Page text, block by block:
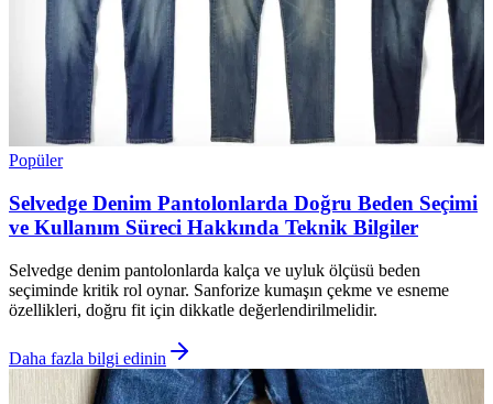
Popüler
Selvedge Denim Pantolonlarda Doğru Beden Seçimi
ve Kullanım Süreci Hakkında Teknik Bilgiler
Selvedge denim pantolonlarda kalça ve uyluk ölçüsü beden
seçiminde kritik rol oynar. Sanforize kumaşın çekme ve esneme
özellikleri, doğru fit için dikkatle değerlendirilmelidir.
Daha fazla bilgi edinin